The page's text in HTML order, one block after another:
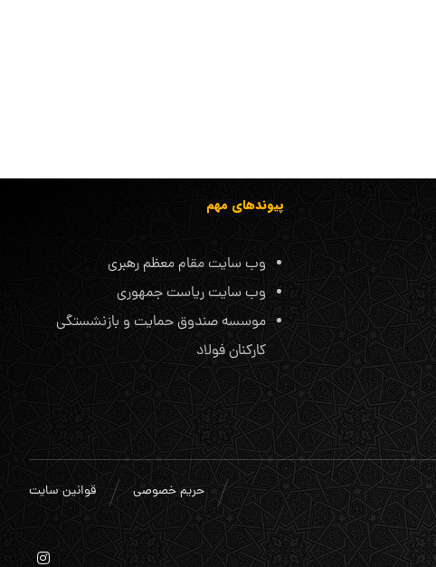
پیوندهای مهم
وب سایت مقام معظم رهبری
وب سایت ریاست جمهوری
موسسه صندوق حمایت و بازنشستگی
کارکنان فولاد
قوانین سایت حریم خصوصی